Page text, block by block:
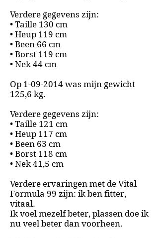
Verdere gegevens zijn:
• Taille 130 cm
• Heup 119 cm
• Been 66 cm
• Borst 119 cm
• Nek 44 cm
Op 1-09-2014 was mijn gewicht
125,6 kg.
Verdere gegevens zijn:
• Taille 121 cm
• Heup 117 cm
• Been 63 cm
• Borst 118 cm
• Nek 41,5 cm
Verdere ervaringen met de Vital
Formula 99 zijn: ik ben fitter,
vitaal.
Ik voel mezelf beter, plassen doe ik
nu veel beter dan voorheen.